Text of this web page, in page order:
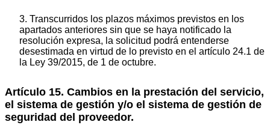
3. Transcurridos los plazos máximos previstos en los
apartados anteriores sin que se haya notificado la
resolución expresa, la solicitud podrá entenderse
desestimada en virtud de lo previsto en el artículo 24.1 de
la Ley 39/2015, de 1 de octubre.
Artículo 15. Cambios en la prestación del servicio,
el sistema de gestión y/o el sistema de gestión de
seguridad del proveedor.